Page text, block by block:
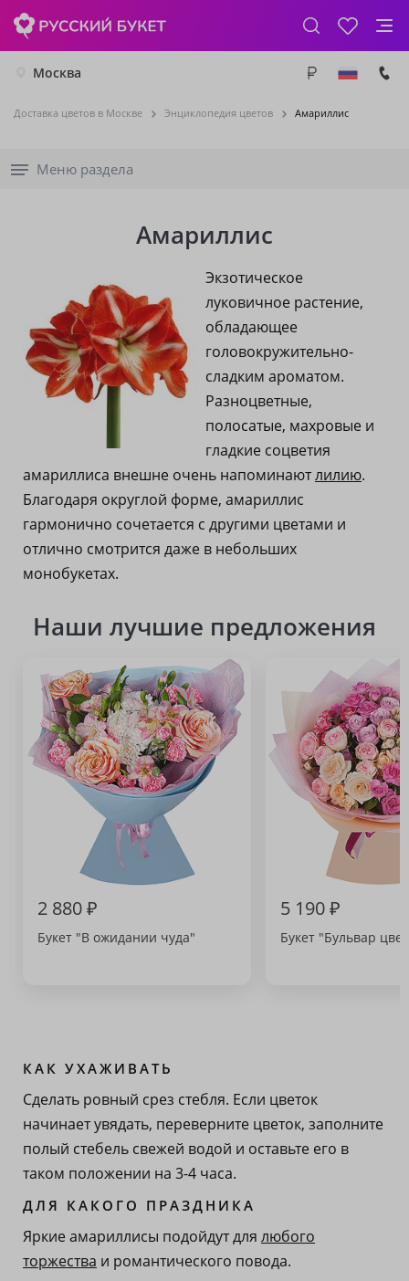
Москва
Доставка цветов в Москве Энциклопедия цветов Амариллис
Меню раздела
Амариллис
Экзотическое
луковичное растение,
обладающее
головокружительно-
сладким ароматом.
Разноцветные,
полосатые, махровые и
гладкие соцветия
амариллиса внешне очень напоминаютлилию.
Благодаря округлой форме, амариллис
гармонично сочетается с другими цветами и
отлично смотрится даже в небольших
монобукетах.
Наши лучшие предложения
2 880 ₽
Букет "В ожидании чуда"
5 190 ₽
Букет "Бульвар
КАК УХАЖИВАТЬ
Сделать ровный срез стебля. Если цветок
начинает увядать, переверните цветок, заполните
полый стебель свежей водой и оставьте его в
таком положении на 3-4 часа.
ДЛЯ КАКОГО ПРАЗДНИКА
Яркие амариллисы подойдут для любого
торжества и романтического повода.